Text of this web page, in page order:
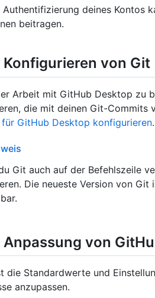
Authentifizierung deines Kontos
beitragen.
Konfigurieren von Git
Arbeit mit GitHub Desktop zu
die mit deinen Git-Commits
GitHub Desktop konfigurieren.
Git auch auf der Befehlszeile
Die neueste Version von Git
Anpassung von
die Standardwerte und
anzupassen.